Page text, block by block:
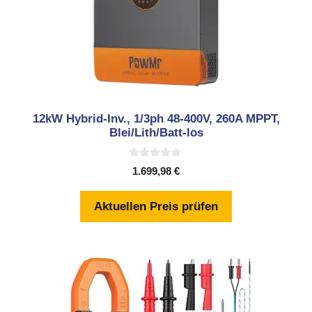
12kW Hybrid-Inv., 1/3ph 48-400V, 260A MPPT,
Blei/Lith/Batt-los
0
v
5
1.699,98 €
Aktuellen Preis prüfen